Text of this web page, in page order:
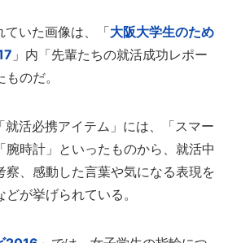
いた画像は、「大阪大学生のため
」内「先輩たちの就活成功レポー
のだ。
活必携アイテム」には、「スマー
腕時計」といったものから、就活中
察、感動した言葉や気になる表現を
が挙げられている。